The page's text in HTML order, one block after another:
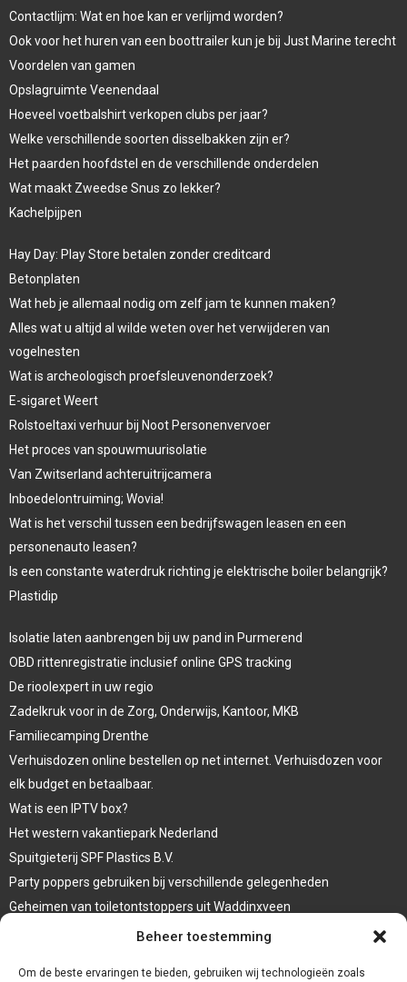
Beheer toestemming
Om de beste ervaringen te bieden, gebruiken wij technologieën zoals
Contactlijm: Wat en hoe kan er verlijmd worden?
Ook voor het huren van een boottrailer kun je bij Just Marine terecht
Voordelen van gamen
Opslagruimte Veenendaal
Hoeveel voetbalshirt verkopen clubs per jaar?
Welke verschillende soorten disselbakken zijn er?
Het paarden hoofdstel en de verschillende onderdelen
Wat maakt Zweedse Snus zo lekker?
Kachelpijpen
Hay Day: Play Store betalen zonder creditcard
Betonplaten
Wat heb je allemaal nodig om zelf jam te kunnen maken?
Alles wat u altijd al wilde weten over het verwijderen van
vogelnesten
Wat is archeologisch proefsleuvenonderzoek?
E-sigaret Weert
Rolstoeltaxi verhuur bij Noot Personenvervoer
Het proces van spouwmuurisolatie
Van Zwitserland achteruitrijcamera
Inboedelontruiming; Wovia!
Wat is het verschil tussen een bedrijfswagen leasen en een
personenauto leasen?
Is een constante waterdruk richting je elektrische boiler belangrijk?
Plastidip
Isolatie laten aanbrengen bij uw pand in Purmerend
OBD rittenregistratie inclusief online GPS tracking
De rioolexpert in uw regio
Zadelkruk voor in de Zorg, Onderwijs, Kantoor, MKB
Familiecamping Drenthe
Verhuisdozen online bestellen op net internet. Verhuisdozen voor
elk budget en betaalbaar.
Wat is een IPTV box?
Het western vakantiepark Nederland
Spuitgieterij SPF Plastics B.V.
Party poppers gebruiken bij verschillende gelegenheden
Geheimen van toiletontstoppers uit Waddinxveen
Vormen van terrasaankleding